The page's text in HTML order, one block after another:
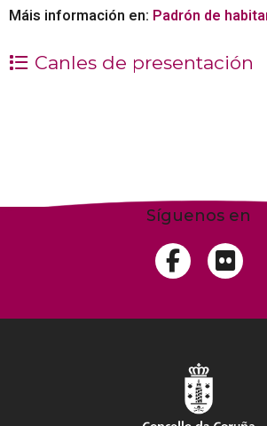
Máis información en: Padrón de
Canles de presentación
Síguenos en